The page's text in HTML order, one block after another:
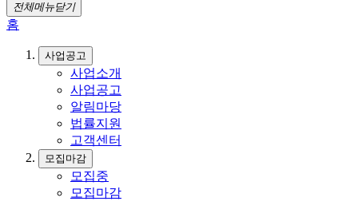
전체메뉴닫기
홈
사업공고
사업소개
사업공고
알림마당
법률지원
고객센터
모집마감
모집중
모집마감